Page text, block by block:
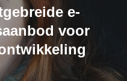
e-
voor